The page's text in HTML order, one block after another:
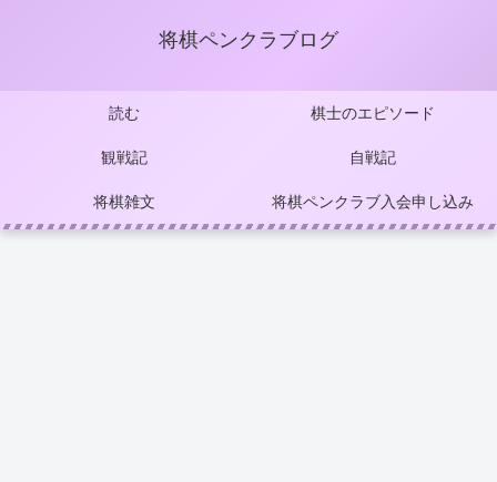
将棋ペンクラブログ
読む 棋士のエピソード
観戦記 自戦記
将棋雑文 将棋ペンクラブ入会申し込み